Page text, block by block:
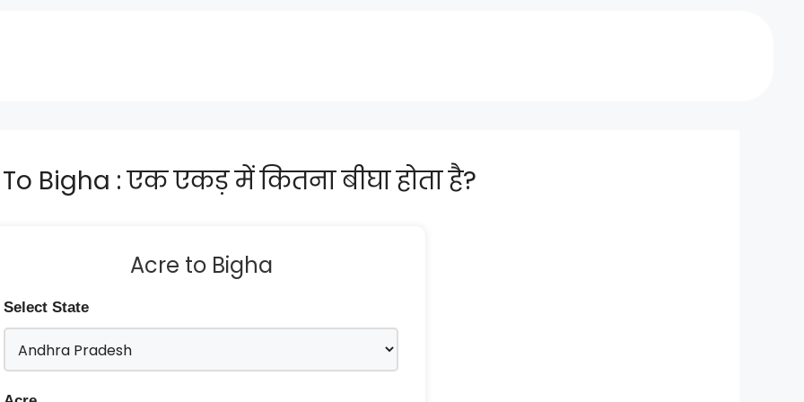
Bigha : एक एकड़ में कितना बीघा होता है?
Acre to Bigha
Select State